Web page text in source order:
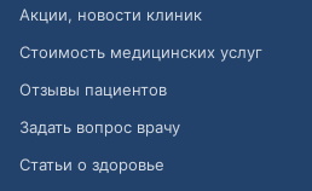
Акции, новости клиник
Стоимость медицинских услуг
Отзывы пациентов
Задать вопрос врачу
Статьи о здоровье